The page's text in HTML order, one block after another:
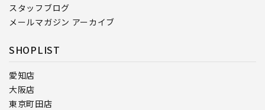
スタッフブログ
メールマガジン アーカイブ
SHOPLIST
愛知店
大阪店
東京町田店